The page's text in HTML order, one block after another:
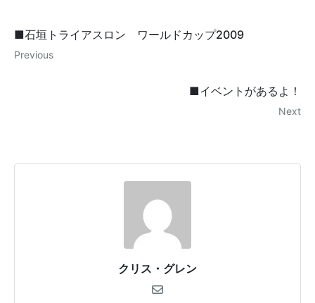
■石垣トライアスロン ワールドカップ2009
Previous
■イベントがあるよ！
Next
クリス・グレン